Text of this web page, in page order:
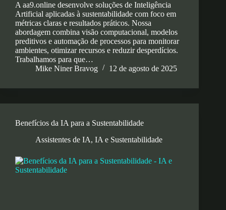
A aa9.online desenvolve soluções de Inteligência
Artificial aplicadas à sustentabilidade com foco em
métricas claras e resultados práticos. Nossa
abordagem combina visão computacional, modelos
preditivos e automação de processos para monitorar
ambientes, otimizar recursos e reduzir desperdícios.
Trabalhamos para que…
Mike Niner Bravog
12 de agosto de 2025
Benefícios da IA para a Sustentabilidade
Assistentes de IA, IA e Sustentabilidade